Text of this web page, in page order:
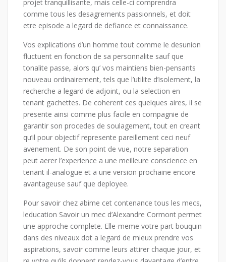
projet tranquillisante, mais celle-ci comprendra
comme tous les desagrements passionnels, et doit
etre episode a legard de defiance et connaissance.
Vos explications d’un homme tout comme le desunion
fluctuent en fonction de sa personnalite sauf que
tonalite passe, alors qu’ vos maintiens bien-pensants
nouveau ordinairement, tels que l’utilite d’isolement, la
recherche a legard de adjoint, ou la selection en
tenant gachettes. De coherent ces quelques aires, il se
presente ainsi comme plus facile en compagnie de
garantir son procedes de soulagement, tout en creant
qu’il pour objectif represente pareillement ceci neuf
avenement. De son point de vue, notre separation
peut aerer l’experience a une meilleure conscience en
tenant il-analogue et a une version prochaine encore
avantageuse sauf que deployee.
Pour savoir chez abime cet contenance tous les mecs,
leducation Savoir un mec d’Alexandre Cormont permet
une approche complete. Elle-meme votre part bouquin
dans des niveaux dot a legard de mieux prendre vos
aspirations, savoir comme leurs attirer chaque jour, et